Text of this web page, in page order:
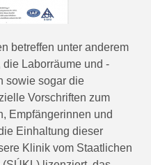
betreffen unter anderem
Laborräume und -
sowie sogar die
Vorschriften zum
Empfängerinnen und
Einhaltung dieser
Klinik vom Staatlichen